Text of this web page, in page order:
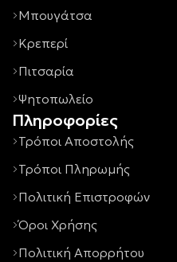
Μπουγάτσα
Κρεπερί
Πιτσαρία
Ψητοπωλείο
Πληροφορίες
Τρόποι Αποστολής
Τρόποι Πληρωμής
Πολιτική Επιστροφών
Όροι Χρήσης
Πολιτική Απορρήτου